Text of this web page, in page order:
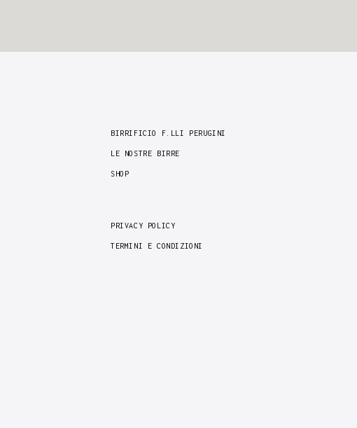
BIRRIFICIO F.LLI PERUGINI
LE NOSTRE BIRRE
SHOP
PRIVACY POLICY
TERMINI E CONDIZIONI